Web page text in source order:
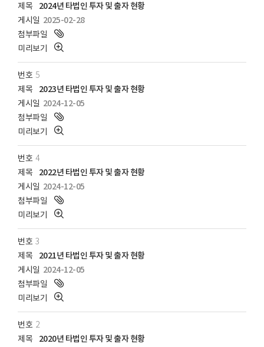
2024년 타법인 투자 및 출자 현황
2025-02-28
5
2023년 타법인 투자 및 출자 현황
2024-12-05
4
2022년 타법인 투자 및 출자 현황
2024-12-05
3
2021년 타법인 투자 및 출자 현황
2024-12-05
2
2020년 타법인 투자 및 출자 현황